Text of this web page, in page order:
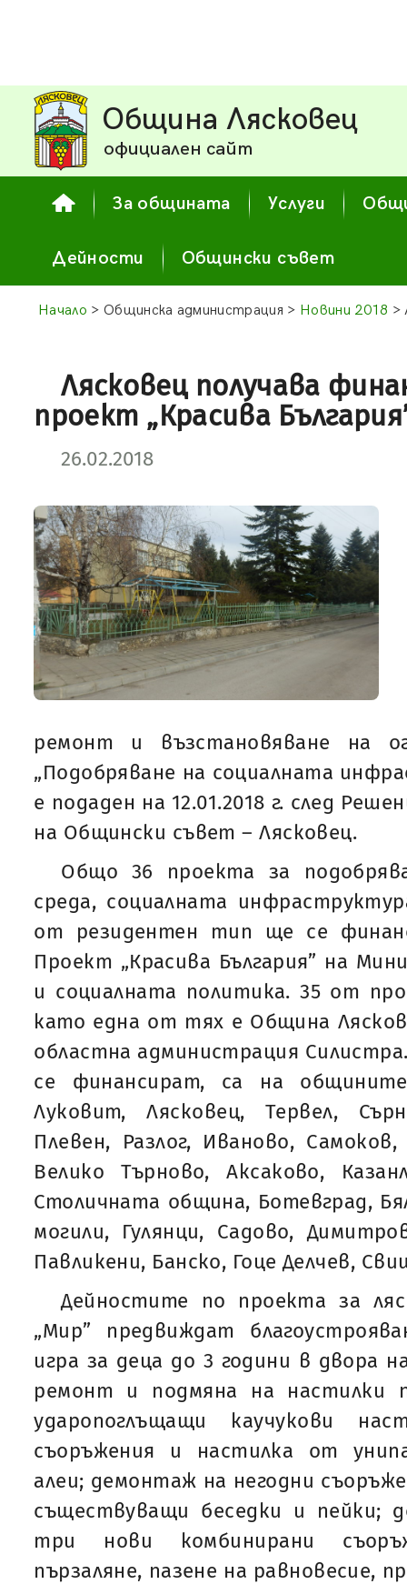
Община Лясковец
официален сайт
За общината Услуги
Дейности Общински съвет
Начало > Общинска администрация > Новини 2018 >
Лясковец получава
проект „Красива
26.02.2018
ремонт и възстановяване на
„Подобряване на социалната
е подаден на 12.01.2018 г. след
на Общински съвет – Лясковец.
Общо 36 проекта за
среда, социалната
от резидентен тип ще се
Проект „Красива България” на
и социалната политика. 35 от
като една от тях е Община
областна администрация
се финансират, са на
Луковит, Лясковец, Тервел,
Плевен, Разлог, Иваново,
Велико Търново, Аксаково,
Столичната община, Ботевград,
могили, Гулянци, Садово,
Павликени, Банско, Гоце Делчев,
Дейностите по проекта за
„Мир” предвиждат
игра за деца до 3 години в двора
ремонт и подмяна на настилки
ударопоглъщащи каучукови
съоръжения и настилка от
алеи; демонтаж на негодни
съществуващи беседки и пейки;
три нови комбинирани
пързаляне, пазене на равновесие,